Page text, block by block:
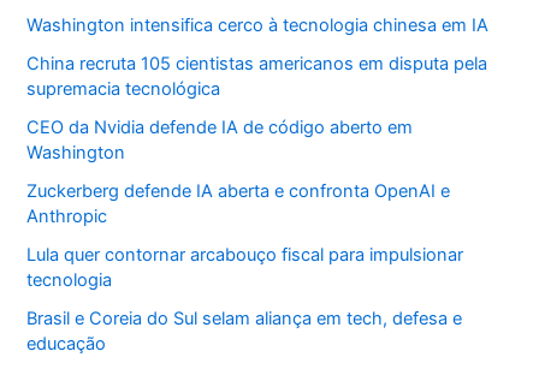
Washington intensifica cerco à tecnologia chinesa em IA
China recruta 105 cientistas americanos em disputa pela
supremacia tecnológica
CEO da Nvidia defende IA de código aberto em
Washington
Zuckerberg defende IA aberta e confronta OpenAI e
Anthropic
Lula quer contornar arcabouço fiscal para impulsionar
tecnologia
Brasil e Coreia do Sul selam aliança em tech, defesa e
educação